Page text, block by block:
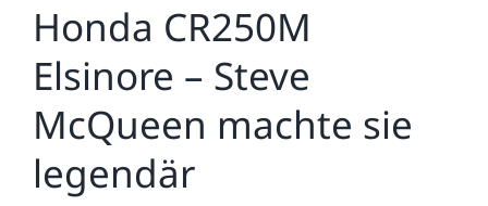
Honda CR250M
Elsinore – Steve
McQueen machte sie
legendär